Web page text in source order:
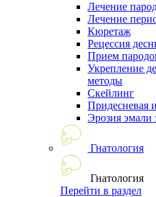
Лечение
Лечение
Кюретаж
Рецессия
Прием
Укрепление
методы
Скейлинг
Придесневая
Эрозия эмали
Гнатология
Гнатология
Перейти в раздел